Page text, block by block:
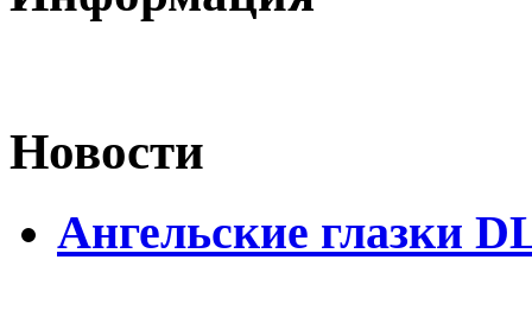
Новости
Ангельские глазки